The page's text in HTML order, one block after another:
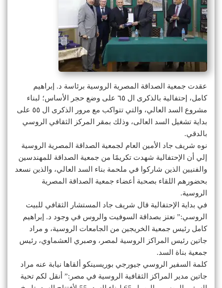
عقدت جمعية الصداقة المصرية الروسية برئاسة د. إبراهيم
كامل، إحتفالية بالذكرى ال ٦٥ على وضع حجر الأساس؛ لبناء
مشروع السد العالي، والتي تتواكب مع مرور الذكرى ال ٥٥ على
بداية تشغيل السد العالى، وذلك بمقر المركز الثقافي الروسي
بالدقي.
نوه شريف جاد الأمين العام لجمعية الصداقة المصرية الروسية
إلي أن الإحتفالية شهدت تكريمًا من جمعية الصداقة للمهندسين
والفنيين الذين شاركوا في ملحمة بناء السد العالي، والذين نسعد
بحضورهم اللقاء بصحبة أعضاء جمعية الصداقة المصرية
الروسية.
في بداية الإحتفالية قال شريف جاد المستشار الثقافي للبيت
الروسي:” نعتز بصداقة السوفيت والروس في وجود د. إبراهيم
كامل رئيس جمعية الخريجين من الجامعات الروسية، و مراد
جاتين رئيس المراكز الروسية لمصر، وصبري العشماوي، رئيس
جمعية بناة السد.
كلمة السفير الروسي جيورجي بوريسينكو ألقاها نيابة عنه مراد
جاتين مدير المراكز الثقافية الروسية في مصر:” أنقل لكم تحية